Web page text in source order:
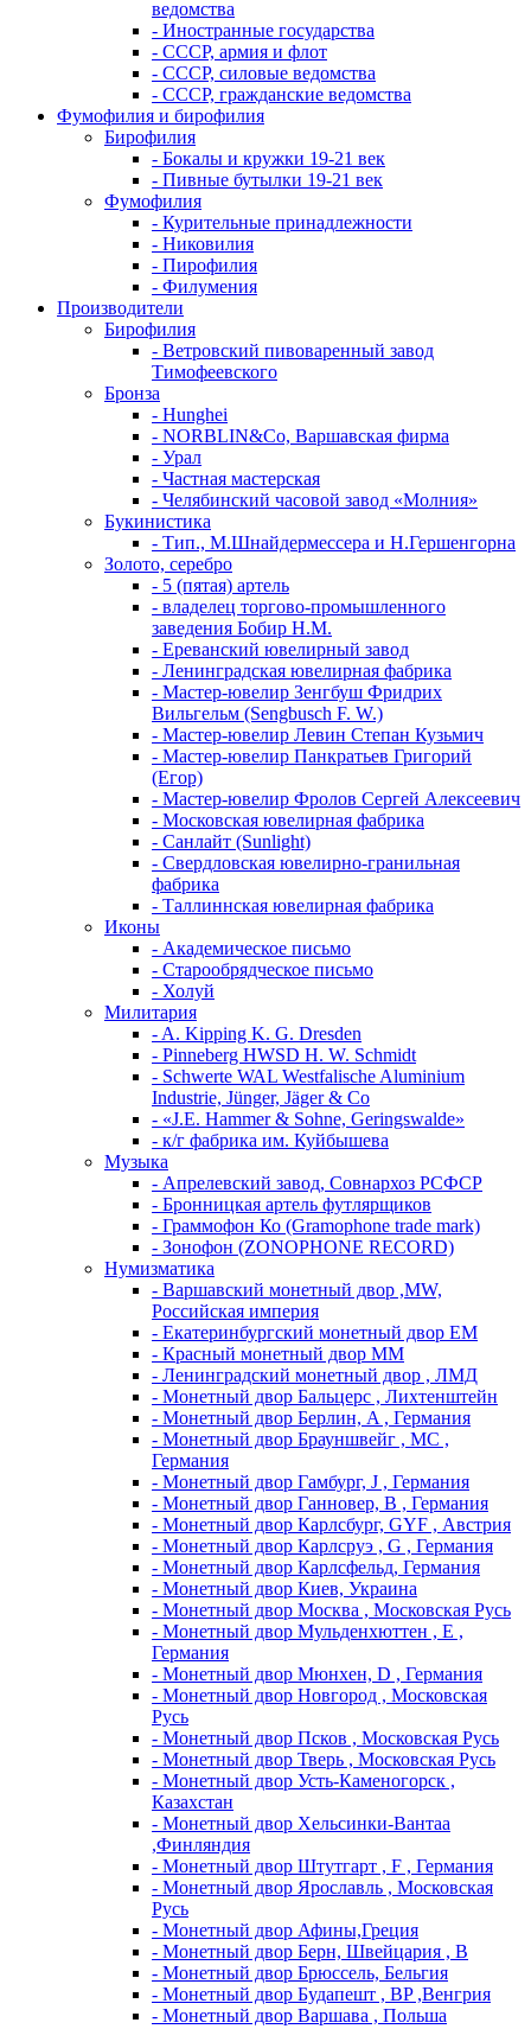
ведомства
- Иностранные государства
- СССР, армия и флот
- СССР, силовые ведомства
- СССР, гражданские ведомства
Фумофилия и бирофилия
Бирофилия
- Бокалы и кружки 19-21 век
- Пивные бутылки 19-21 век
Фумофилия
- Курительные принадлежности
- Никовилия
- Пирофилия
- Филумения
Производители
Бирофилия
- Ветровский пивоваренный завод
Тимофеевского
Бронза
- Hunghei
- NORBLIN&Co, Варшавская фирма
- Урал
- Частная мастерская
- Челябинский часовой завод «Молния»
Букинистика
- Тип., М.Шнайдермессера и Н.Гершенгорна
Золото, серебро
- 5 (пятая) артель
- владелец торгово-промышленного
заведения Бобир Н.М.
- Ереванский ювелирный завод
- Ленинградская ювелирная фабрика
- Мастер-ювелир Зенгбуш Фридрих
Вильгельм (Sengbusch F. W.)
- Мастер-ювелир Левин Степан Кузьмич
- Мастер-ювелир Панкратьев Григорий
(Егор)
- Мастер-ювелир Фролов Сергей Алексеевич
- Московская ювелирная фабрика
- Санлайт (Sunlight)
- Свердловская ювелирно-гранильная
фабрика
- Таллиннская ювелирная фабрика
Иконы
- Академическое письмо
- Старообрядческое письмо
- Холуй
Милитария
- A. Kipping K. G. Dresden
- Pinneberg HWSD H. W. Schmidt
- Schwerte WAL Westfalische Aluminium
Industrie, Jünger, Jäger & Co
- «J.E. Hammer & Sohne, Geringswalde»
- к/г фабрика им. Куйбышева
Музыка
- Апрелевский завод, Совнархоз РСФСР
- Бронницкая артель футлярщиков
- Граммофон Ко (Gramophone trade mark)
- Зонофон (ZONOPHONE RECORD)
Нумизматика
- Варшавский монетный двор ,MW,
Российская империя
- Екатеринбургский монетный двор ЕМ
- Красный монетный двор ММ
- Ленинградский монетный двор , ЛМД
- Монетный двор Бальцерс , Лихтенштейн
- Монетный двор Берлин, A , Германия
- Монетный двор Брауншвейг , MC ,
Германия
- Монетный двор Гамбург, J , Германия
- Монетный двор Ганновер, B , Германия
- Монетный двор Карлсбург, GYF , Австрия
- Монетный двор Карлсруэ , G , Германия
- Монетный двор Карлсфельд, Германия
- Монетный двор Киев, Украина
- Монетный двор Москва , Московская Русь
- Монетный двор Мульденхюттен , Е ,
Германия
- Монетный двор Мюнхен, D , Германия
- Монетный двор Новгород , Московская
Русь
- Монетный двор Псков , Московская Русь
- Монетный двор Тверь , Московская Русь
- Монетный двор Усть-Каменогорск ,
Казахстан
- Монетный двор Хельсинки-Вантаа
,Финляндия
- Монетный двор Штутгарт , F , Германия
- Монетный двор Ярославль , Московская
Русь
- Монетный двор Афины,Греция
- Монетный двор Берн, Швейцария , В
- Монетный двор Брюссель, Бельгия
- Монетный двор Будапешт , BP ,Венгрия
- Монетный двор Варшава , Польша